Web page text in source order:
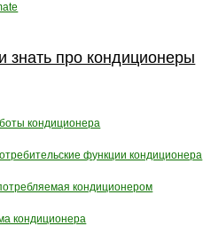
знать про кондиционеры
кондиционера
функции кондиционера
кондиционером
кондиционера